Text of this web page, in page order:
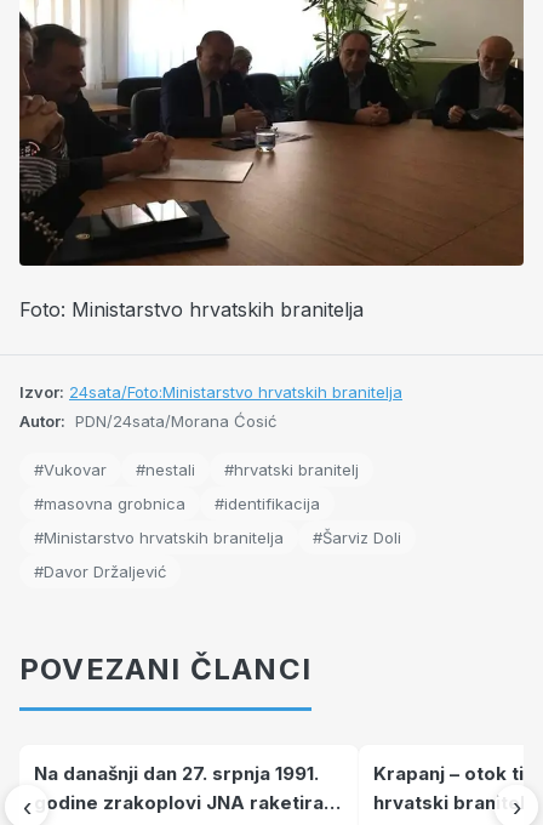
Foto: Ministarstvo hrvatskih branitelja
Izvor: 24sata/Foto:Ministarstvo hrvatskih branitelja
Autor: PDN/24sata/Morana Ćosić
#Vukovar #nestali
#hrvatski branitelj
#masovna grobnica
#identifikacija
#Ministarstvo hrvatskih branitelja
#Šarviz Doli
#Davor Držaljević
POVEZANI ČLANCI
‹
Na današnji dan 27. srpnja 1991.
godine zrakoplovi JNA raketirali
Krapanj – otok
hrvatski branitelji
›